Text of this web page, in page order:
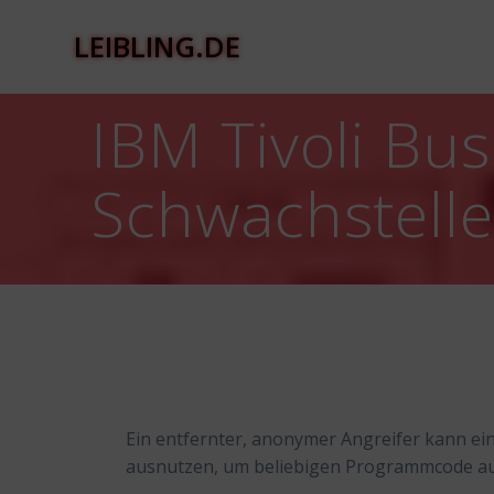
LEIBLING.DE
IBM Tivoli
Ein entfernter, anonymer Angreifer kann
ausnutzen, um beliebigen Programmcode